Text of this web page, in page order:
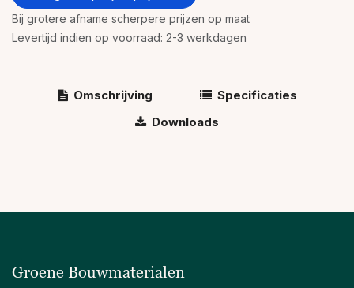
Bij grotere afname scherpere prijzen op maat
Levertijd indien op voorraad: 2-3 werkdagen
Omschrijving
Specificaties
Downloads
Groene Bouwmaterialen